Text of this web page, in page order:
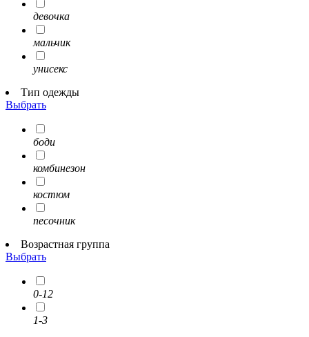
девочка
мальчик
унисекс
Тип одежды
Выбрать
боди
комбинезон
костюм
песочник
Возрастная группа
Выбрать
0-12
1-3